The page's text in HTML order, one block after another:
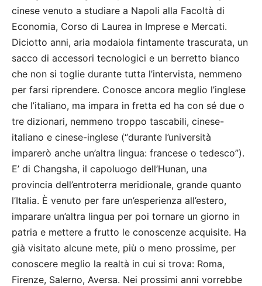
cinese venuto a studiare a Napoli alla Facoltà di
Economia, Corso di Laurea in Imprese e Mercati.
Diciotto anni, aria modaiola fintamente trascurata, un
sacco di accessori tecnologici e un berretto bianco
che non si toglie durante tutta l’intervista, nemmeno
per farsi riprendere. Conosce ancora meglio l’inglese
che l’italiano, ma impara in fretta ed ha con sé due o
tre dizionari, nemmeno troppo tascabili, cinese-
italiano e cinese-inglese (“durante l’università
imparerò anche un’altra lingua: francese o tedesco”).
E’ di Changsha, il capoluogo dell’Hunan, una
provincia dell’entroterra meridionale, grande quanto
l’Italia. È venuto per fare un’esperienza all’estero,
imparare un’altra lingua per poi tornare un giorno in
patria e mettere a frutto le conoscenze acquisite. Ha
già visitato alcune mete, più o meno prossime, per
conoscere meglio la realtà in cui si trova: Roma,
Firenze, Salerno, Aversa. Nei prossimi anni vorrebbe